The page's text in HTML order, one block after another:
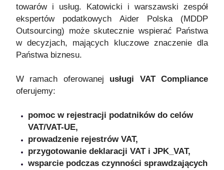
towarów i usług. Katowicki i warszawski zespół
ekspertów podatkowych Aider Polska (MDDP
Outsourcing) może skutecznie wspierać Państwa
w decyzjach, mających kluczowe znaczenie dla
Państwa biznesu.
W ramach oferowanej
usługi VAT Compliance
oferujemy:
pomoc w rejestracji podatników do celów
VAT/VAT-UE,
prowadzenie rejestrów VAT,
przygotowanie deklaracji VAT i JPK_VAT,
wsparcie podczas czynności sprawdzających